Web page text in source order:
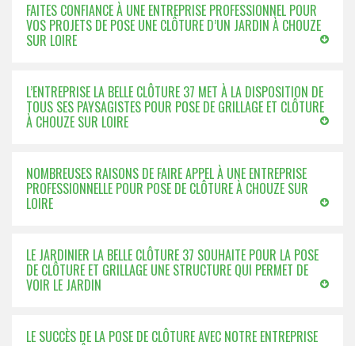
FAITES CONFIANCE À UNE ENTREPRISE PROFESSIONNEL POUR
VOS PROJETS DE POSE UNE CLÔTURE D’UN JARDIN À CHOUZE
SUR LOIRE
L’ENTREPRISE LA BELLE CLÔTURE 37 MET À LA DISPOSITION DE
TOUS SES PAYSAGISTES POUR POSE DE GRILLAGE ET CLÔTURE
À CHOUZE SUR LOIRE
NOMBREUSES RAISONS DE FAIRE APPEL À UNE ENTREPRISE
PROFESSIONNELLE POUR POSE DE CLÔTURE À CHOUZE SUR
LOIRE
LE JARDINIER LA BELLE CLÔTURE 37 SOUHAITE POUR LA POSE
DE CLÔTURE ET GRILLAGE UNE STRUCTURE QUI PERMET DE
VOIR LE JARDIN
LE SUCCÈS DE LA POSE DE CLÔTURE AVEC NOTRE ENTREPRISE